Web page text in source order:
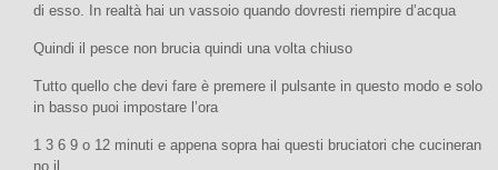
di esso. In realtà hai un vassoio quando dovresti riempire d’acqua
Quindi il pesce non brucia quindi una volta chiuso
Tutto quello che devi fare è premere il pulsante in questo modo e solo
in basso puoi impostare l’ora
1 3 6 9 o 12 minuti e appena sopra hai questi bruciatori che cucineran
no il